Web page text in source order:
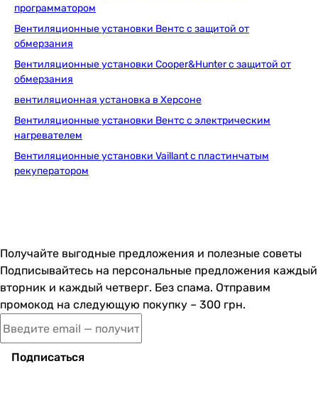
программатором
Вентиляционные установки Вентс с защитой от
обмерзания
Вентиляционные установки Cooper&Hunter с защитой от
обмерзания
вентиляционная установка в Херсоне
Вентиляционные установки Вентс с электрическим
нагревателем
Вентиляционные установки Vaillant с пластинчатым
рекуператором
Получайте выгодные предложения и полезные советы
Подписывайтесь на персональные предложения каждый
вторник и каждый четверг. Без спама. Отправим
промокод на следующую покупку – 300 грн.
Подписаться